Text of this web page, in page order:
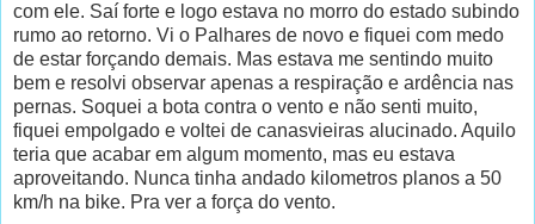
com ele. Saí forte e logo estava no morro do estado subindo
rumo ao retorno. Vi o Palhares de novo e fiquei com medo
de estar forçando demais. Mas estava me sentindo muito
bem e resolvi observar apenas a respiração e ardência nas
pernas. Soquei a bota contra o vento e não senti muito,
fiquei empolgado e voltei de canasvieiras alucinado. Aquilo
teria que acabar em algum momento, mas eu estava
aproveitando. Nunca tinha andado kilometros planos a 50
km/h na bike. Pra ver a força do vento.